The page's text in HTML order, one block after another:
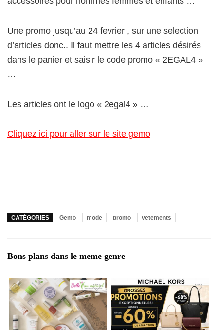
Une promo jusqu’au 24 fevrier , sur une selection
d’articles donc.. Il faut mettre les 4 articles désirés
dans le panier et saisir le code promo « 2EGAL4 »
…
Les articles ont le logo « 2egal4 » …
Cliquez ici pour aller sur le site gemo
CATÉGORIES Gemo mode promo vetements
Bons plans dans le meme genre